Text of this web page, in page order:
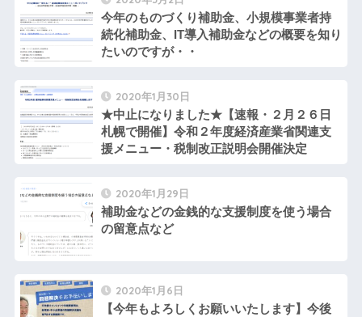
今年のものづくり補助金、小規模事業者持
続化補助金、IT導入補助金などの概要を知り
たいのですが・・
2020年1月30日
★中止になりました★【速報・２月２６日
札幌で開催】令和２年度経済産業省関連支
援メニュー・税制改正説明会開催決定
2020年1月29日
補助金などの金銭的な支援制度を使う場合
の留意点など
2020年1月6日
【今年もよろしくお願いいたします】今後